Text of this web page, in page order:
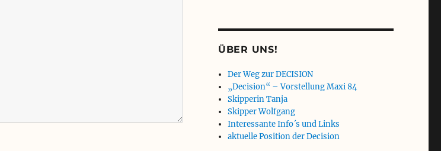
ÜBER UNS!
Der Weg zur DECISION
„Decision“ – Vorstellung Maxi 84
Skipperin Tanja
Skipper Wolfgang
Interessante Info´s und Links
aktuelle Position der Decision